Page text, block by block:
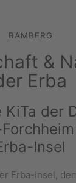
BAMBERG
&
Erba
KiTa der
Insel
Erba-Insel,